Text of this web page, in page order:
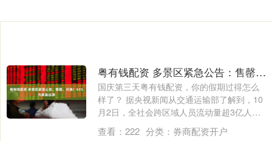
粤有钱配资 多景区紧急公告：售罄、约满！43%为家庭出游
国庆第三天粤有钱配资，你的假期过得怎么
样了？ 据央视新闻从交通运输部了解到，10
月2日，全社会跨区域人员流动量超3亿人
次....
查看： 222 分类： 券商配资开户